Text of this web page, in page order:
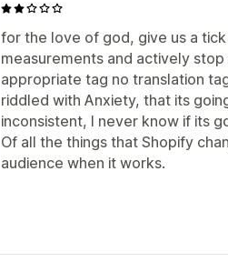
for the love of god, give us a
measurements and actively
appropriate tag no translation
riddled with Anxiety, that its
inconsistent, I never know if its
Of all the things that Shopify
audience when it works.